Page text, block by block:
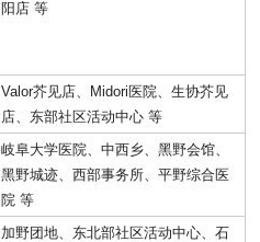
阳店 等
Valor芥见店、Midori医院、生协芥见
店、东部社区活动中心 等
岐阜大学医院、中西乡、黑野会馆、
黑野城迹、西部事务所、平野综合医
院 等
加野团地、东北部社区活动中心、石